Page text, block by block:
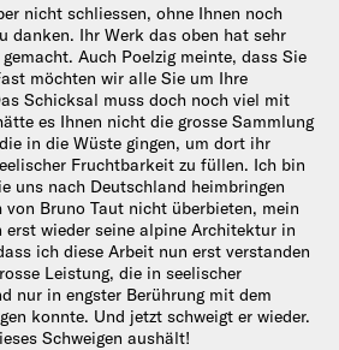
nicht schliessen, ohne Ihnen noch
danken. Ihr Werk das oben hat sehr
Auch Poelzig meinte, dass Sie
möchten wir alle Sie um Ihre
Schicksal muss doch noch viel mit
es Ihnen nicht die grosse Sammlung
in die Wüste gingen, um dort ihr
Fruchtbarkeit zu füllen. Ich bin
uns nach Deutschland heimbringen
von Bruno Taut nicht überbieten, mein
erst wieder seine alpine Architektur in
ich diese Arbeit nun erst verstanden
Leistung, die in seelischer
nur in engster Berührung mit dem
konnte. Und jetzt schweigt er wieder.
Schweigen aushält!